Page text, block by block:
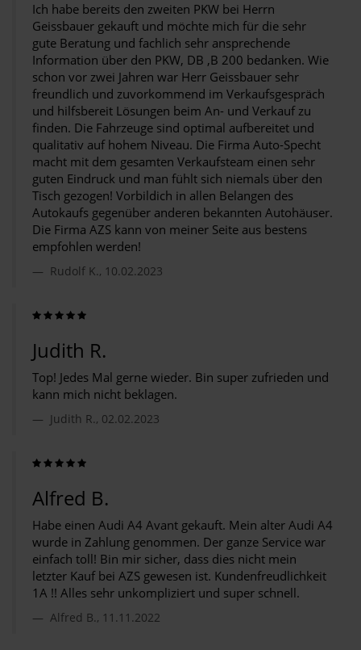
Ich habe bereits den zweiten PKW bei Herrn
Geissbauer gekauft und möchte mich für die sehr
gute Beratung und fachlich sehr ansprechende
Information über den PKW, DB ,B 200 bedanken. Wie
schon vor zwei Jahren war Herr Geissbauer sehr
freundlich und zuvorkommend im Verkaufsgespräch
und hilfsbereit Lösungen beim An- und Verkauf zu
finden. Die Fahrzeuge sind optimal aufbereitet und
qualitativ auf hohem Niveau. Die Firma Auto-Specht
macht mit dem gesamten Verkaufsteam einen sehr
guten Eindruck und man fühlt sich niemals über den
Tisch gezogen! Vorbildich in allen Belangen des
Autokaufs gegenüber anderen bekannten Autohäuser.
Die Firma AZS kann von meiner Seite aus bestens
empfohlen werden!
Rudolf K., 10.02.2023
Judith R.
Top! Jedes Mal gerne wieder. Bin super zufrieden und
kann mich nicht beklagen.
Judith R., 02.02.2023
Alfred B.
Habe einen Audi A4 Avant gekauft. Mein alter Audi A4
wurde in Zahlung genommen. Der ganze Service war
einfach toll! Bin mir sicher, dass dies nicht mein
letzter Kauf bei AZS gewesen ist. Kundenfreudlichkeit
1A !! Alles sehr unkompliziert und super schnell.
Alfred B., 11.11.2022